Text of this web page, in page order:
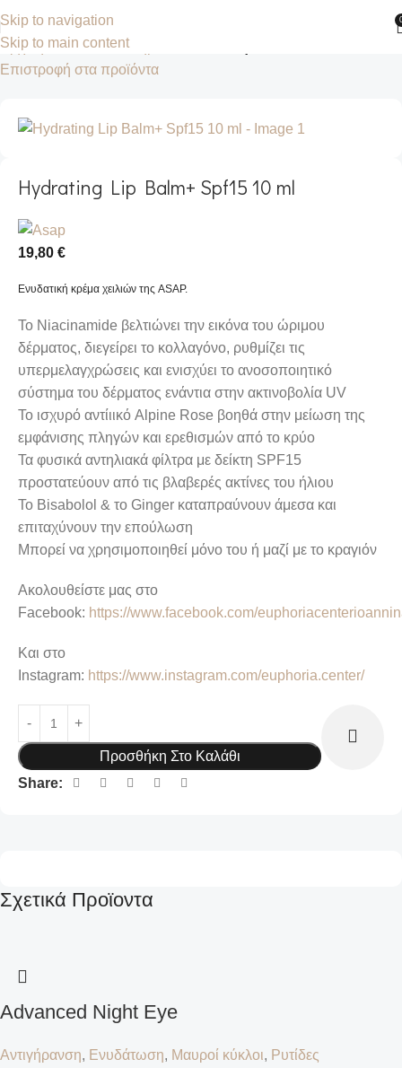
Skip to navigation
Skip to main content
Αρχική σελίδα Κατάστημα
Επιστροφή στα προϊόντα
Hydrating Lip Balm+ Spf15 10 ml
19,80 €
Ενυδατική κρέμα χειλιών της ASAP.
Το Niacinamide βελτιώνει την εικόνα του ώριμου
δέρματος, διεγείρει το κολλαγόνο, ρυθμίζει τις
υπερμελαγχρώσεις και ενισχύει το ανοσοποιητικό
σύστημα του δέρματος ενάντια στην ακτινοβολία UV
Το ισχυρό αντίιικό Alpine Rose βοηθά στην μείωση της
εμφάνισης πληγών και ερεθισμών από το κρύο
Τα φυσικά αντηλιακά φίλτρα με δείκτη SPF15
προστατεύουν από τις βλαβερές ακτίνες του ήλιου
Το Bisabolol & το Ginger καταπραύνουν άμεσα και
επιταχύνουν την επούλωση
Μπορεί να χρησιμοποιηθεί μόνο του ή μαζί με το κραγιόν
Aκολουθείστε μας στο
Facebook: https://www.facebook.com/
Και στο
Instagram: https://www.instagram.com/euphoria.center/
Προσθήκη Στο Καλάθι
Share:
Σχετικά Προϊοντα
Advanced Night Eye
Αντιγήρανση, Ενυδάτωση, Μαυροί κύκλοι, Ρυτίδες